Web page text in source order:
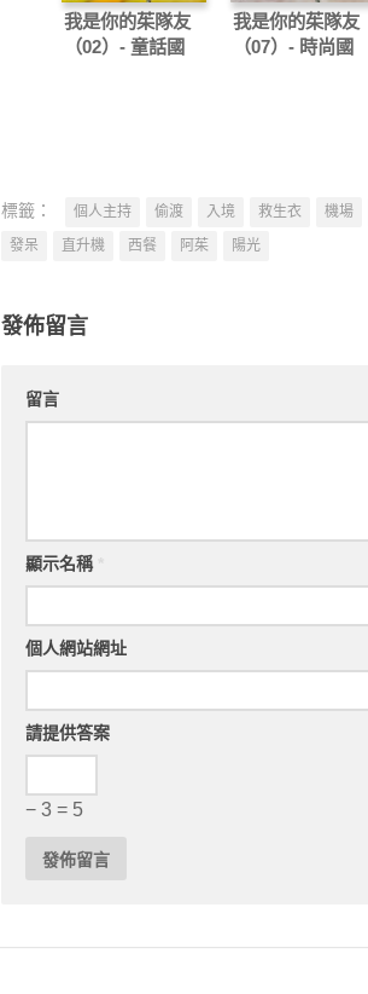
我是你的茱隊友
（02）- 童話國
我是你的茱隊友
（07）- 時尚國
標籤： 個人主持 偷渡 入境 救生衣 機場
發呆
直升機 西餐 阿茱 陽光
發佈留言
留言
顯示名稱
個人網站網址
請提供答案
− 3 = 5